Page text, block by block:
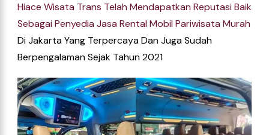
Hiace Wisata Trans Telah Mendapatkan Reputasi Baik
Sebagai Penyedia Jasa Rental Mobil Pariwisata Murah
DiJakartaYang Terpercaya Dan Juga Sudah
Berpengalaman Sejak Tahun 2021